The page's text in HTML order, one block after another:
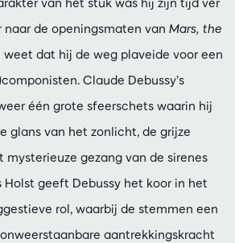
de openingsmaten van Mars, the
weet dat hij de weg plaveide voor een
Claude Debussy’s
één grote sfeerschets waarin hij
glans van het zonlicht, de grijze
gezang van de sirenes
Holst geeft Debussy het koor in het
rol, waarbij de stemmen een
aantrekkingskracht